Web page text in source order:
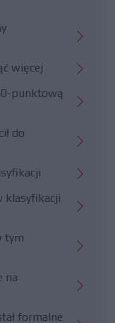
więcej
punktową
do
klasyfikacji
tym
na
formalne